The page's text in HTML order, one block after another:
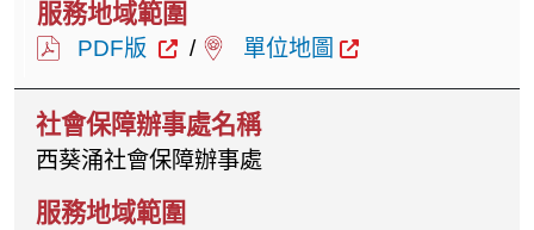
PDF版 / 單位地圖
西葵涌社會保障辦事處